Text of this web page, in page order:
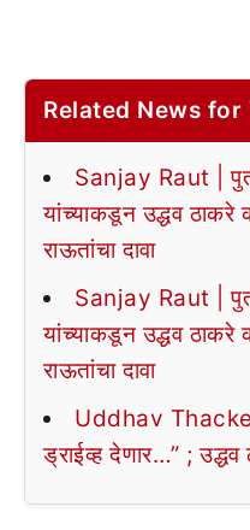
Related News for
Sanjay Raut |
यांच्याकडून उद्धव ठाकरे
राऊतांचा दावा
Sanjay Raut |
यांच्याकडून उद्धव ठाकरे
राऊतांचा दावा
Uddhav
ड्राईव्ह देणार…” ; उद्धव